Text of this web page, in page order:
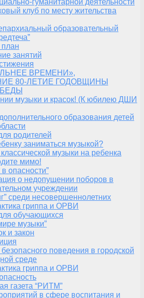
гуманитарной деятельности
клуб по месту жительства
образовательный
занятий
ВРЕМЕНИ»,
80-ЛЕТИЕ ГОДОВЩИНЫ
музыки и красок! (К юбилею ДШИ
образования детей
родителей
заниматься музыкой?
музыки на ребенка
мимо!
опасности”
о недопущении поборов в
учреждении
среди несовершеннолетних
гриппа и ОРВИ
обучающихся
музыки”
и закон
поведения в городской
среде
гриппа и ОРВИ
газета “РИТМ”
в сфере воспитания и